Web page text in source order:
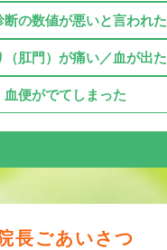
断の数値が悪いと言われた
（肛門）が痛い／血が出た
血便がでてしまった
長ごあいさつ